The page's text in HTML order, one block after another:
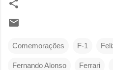
Comemorações F-1
Fernando Alonso Ferrari